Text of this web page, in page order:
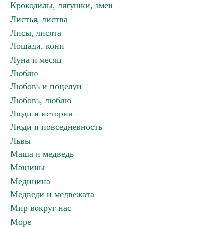
Крокодилы, лягушки, змеи
Листья, листва
Лисы, лисята
Лошади, кони
Луна и месяц
Люблю
Любовь и поцелуи
Любовь, люблю
Люди и история
Люди и повседневность
Львы
Маша и медведь
Машины
Медицина
Медведи и медвежата
Мир вокруг нас
Море